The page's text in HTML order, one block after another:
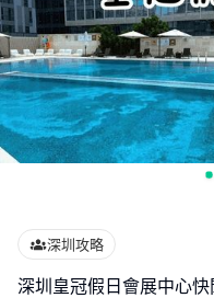
深圳攻略
深圳皇冠假日會展中心